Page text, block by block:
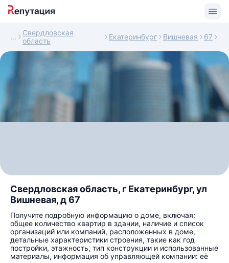
Свердловская
область
Екатеринбург Вишневая 67
Свердловская область, г Екатеринбург, ул
Вишневая, д 67
Получите подробную информацию о доме, включая:
общее количество квартир в здании, наличие и список
организаций или компаний, расположенных в доме,
детальные характеристики строения, такие как год
постройки, этажность, тип конструкции и использованные
материалы, информация об управляющей компании: её